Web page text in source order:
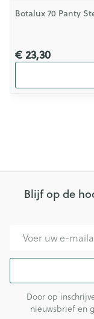
Botalux 70 Panty
€ 23,30
Blijf op de
Door op
nieuwsbrief en